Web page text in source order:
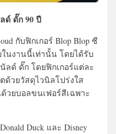
ด์ ดั๊ก 90 ปี
กับฟิกเกอร์ Blop Blop ซี
นงานนี้เท่านั้น โดยได้รับ
ลด์ ดั๊ก โดยฟิกเกอร์แต่ละ
ด้วยวัสดุไวนิลโปร่งใส
วยบอลขนเฟอร์สีเฉพาะ
Duck และ Disney